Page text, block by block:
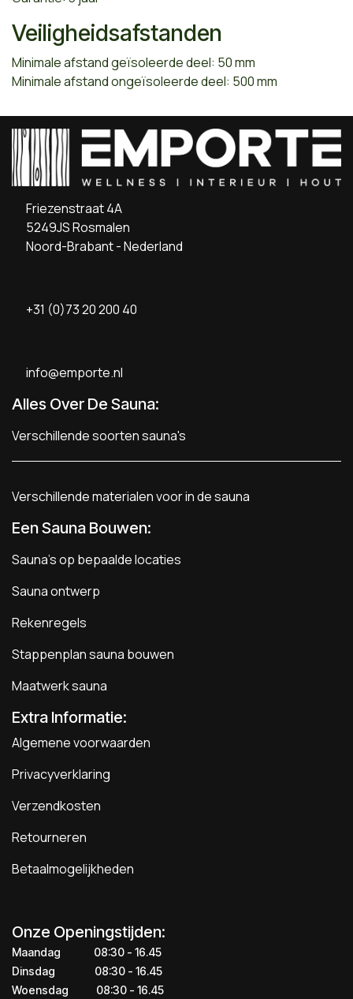
Veiligheidsafstanden
Minimale afstand geïsoleerde deel: 50 mm
Minimale afstand ongeïsoleerde deel: 500 mm
Friezenstraat 4A
5249JS Rosmalen
Noord-Brabant - Nederland
+31 (0)73 20 200 40
info@emporte.nl
Alles Over De Sauna:
Verschillende soorten sauna's
Verschillende materialen voor in de sauna
Een Sauna Bouwen:
Sauna's op bepaalde locaties
Sauna ontwerp
Rekenregels
Stappenplan sauna bouwen
Maatwerk sauna
Extra Informatie:
Algemene voorwaarden
Privacyverklaring
Verzendkosten
Retourneren
Betaalmogelijkheden
Onze Openingstijden:
Maandag
​​​08:30 - 16.45​
Dinsdag
​​​​08:30 - 16.45
Woensdag
​08:30 - 16.45